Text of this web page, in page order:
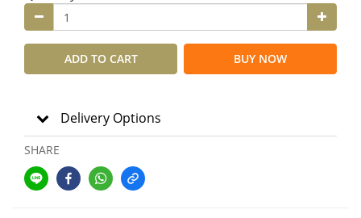
ADD TO CART BUY NOW
Delivery Options
SHARE